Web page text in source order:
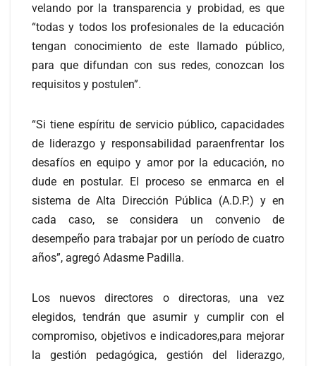
velando por la transparencia y probidad, es que
“todas y todos los profesionales de la educación
tengan conocimiento de este llamado público,
para que difundan con sus redes, conozcan los
requisitos y postulen”.
“Si tiene espíritu de servicio público, capacidades
de liderazgo y responsabilidad paraenfrentar los
desafíos en equipo y amor por la educación, no
dude en postular. El proceso se enmarca en el
sistema de Alta Dirección Pública (A.D.P.) y en
cada caso, se considera un convenio de
desempeño para trabajar por un período de cuatro
años”, agregó Adasme Padilla.
Los nuevos directores o directoras, una vez
elegidos, tendrán que asumir y cumplir con el
compromiso, objetivos e indicadores,para mejorar
la gestión pedagógica, gestión del liderazgo,